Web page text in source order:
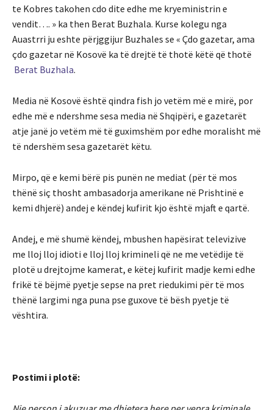
te Kobres takohen cdo dite edhe me kryeministrin e
vendit…. » ka then Berat Buzhala. Kurse kolegu nga
Auastrri ju eshte përjggijur Buzhales se « Çdo gazetar, ama
çdo gazetar në Kosovë ka të drejtë të thotë këtë që thotë
Berat Buzhala.
Media në Kosovë është qindra fish jo vetëm më e mirë, por
edhe më e ndershme sesa media në Shqipëri, e gazetarët
atje janë jo vetëm më të guximshëm por edhe moralisht më
të ndershëm sesa gazetarët këtu.
Mirpo, që e kemi bërë pis punën ne mediat (për të mos
thënë siç thosht ambasadorja amerikane në Prishtinë e
kemi dhjerë) andej e këndej kufirit kjo është mjaft e qartë.
Andej, e më shumë këndej, mbushen hapësirat televizive
me lloj lloj idioti e lloj lloj krimineli që ne me vetëdije të
plotë u drejtojme kamerat, e këtej kufirit madje kemi edhe
frikë të bëjmë pyetje sepse na pret riedukimi për të mos
thënë largimi nga puna pse guxove të bësh pyetje të
vështira.
Postimi i plotë: